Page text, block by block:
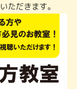
ただきます。